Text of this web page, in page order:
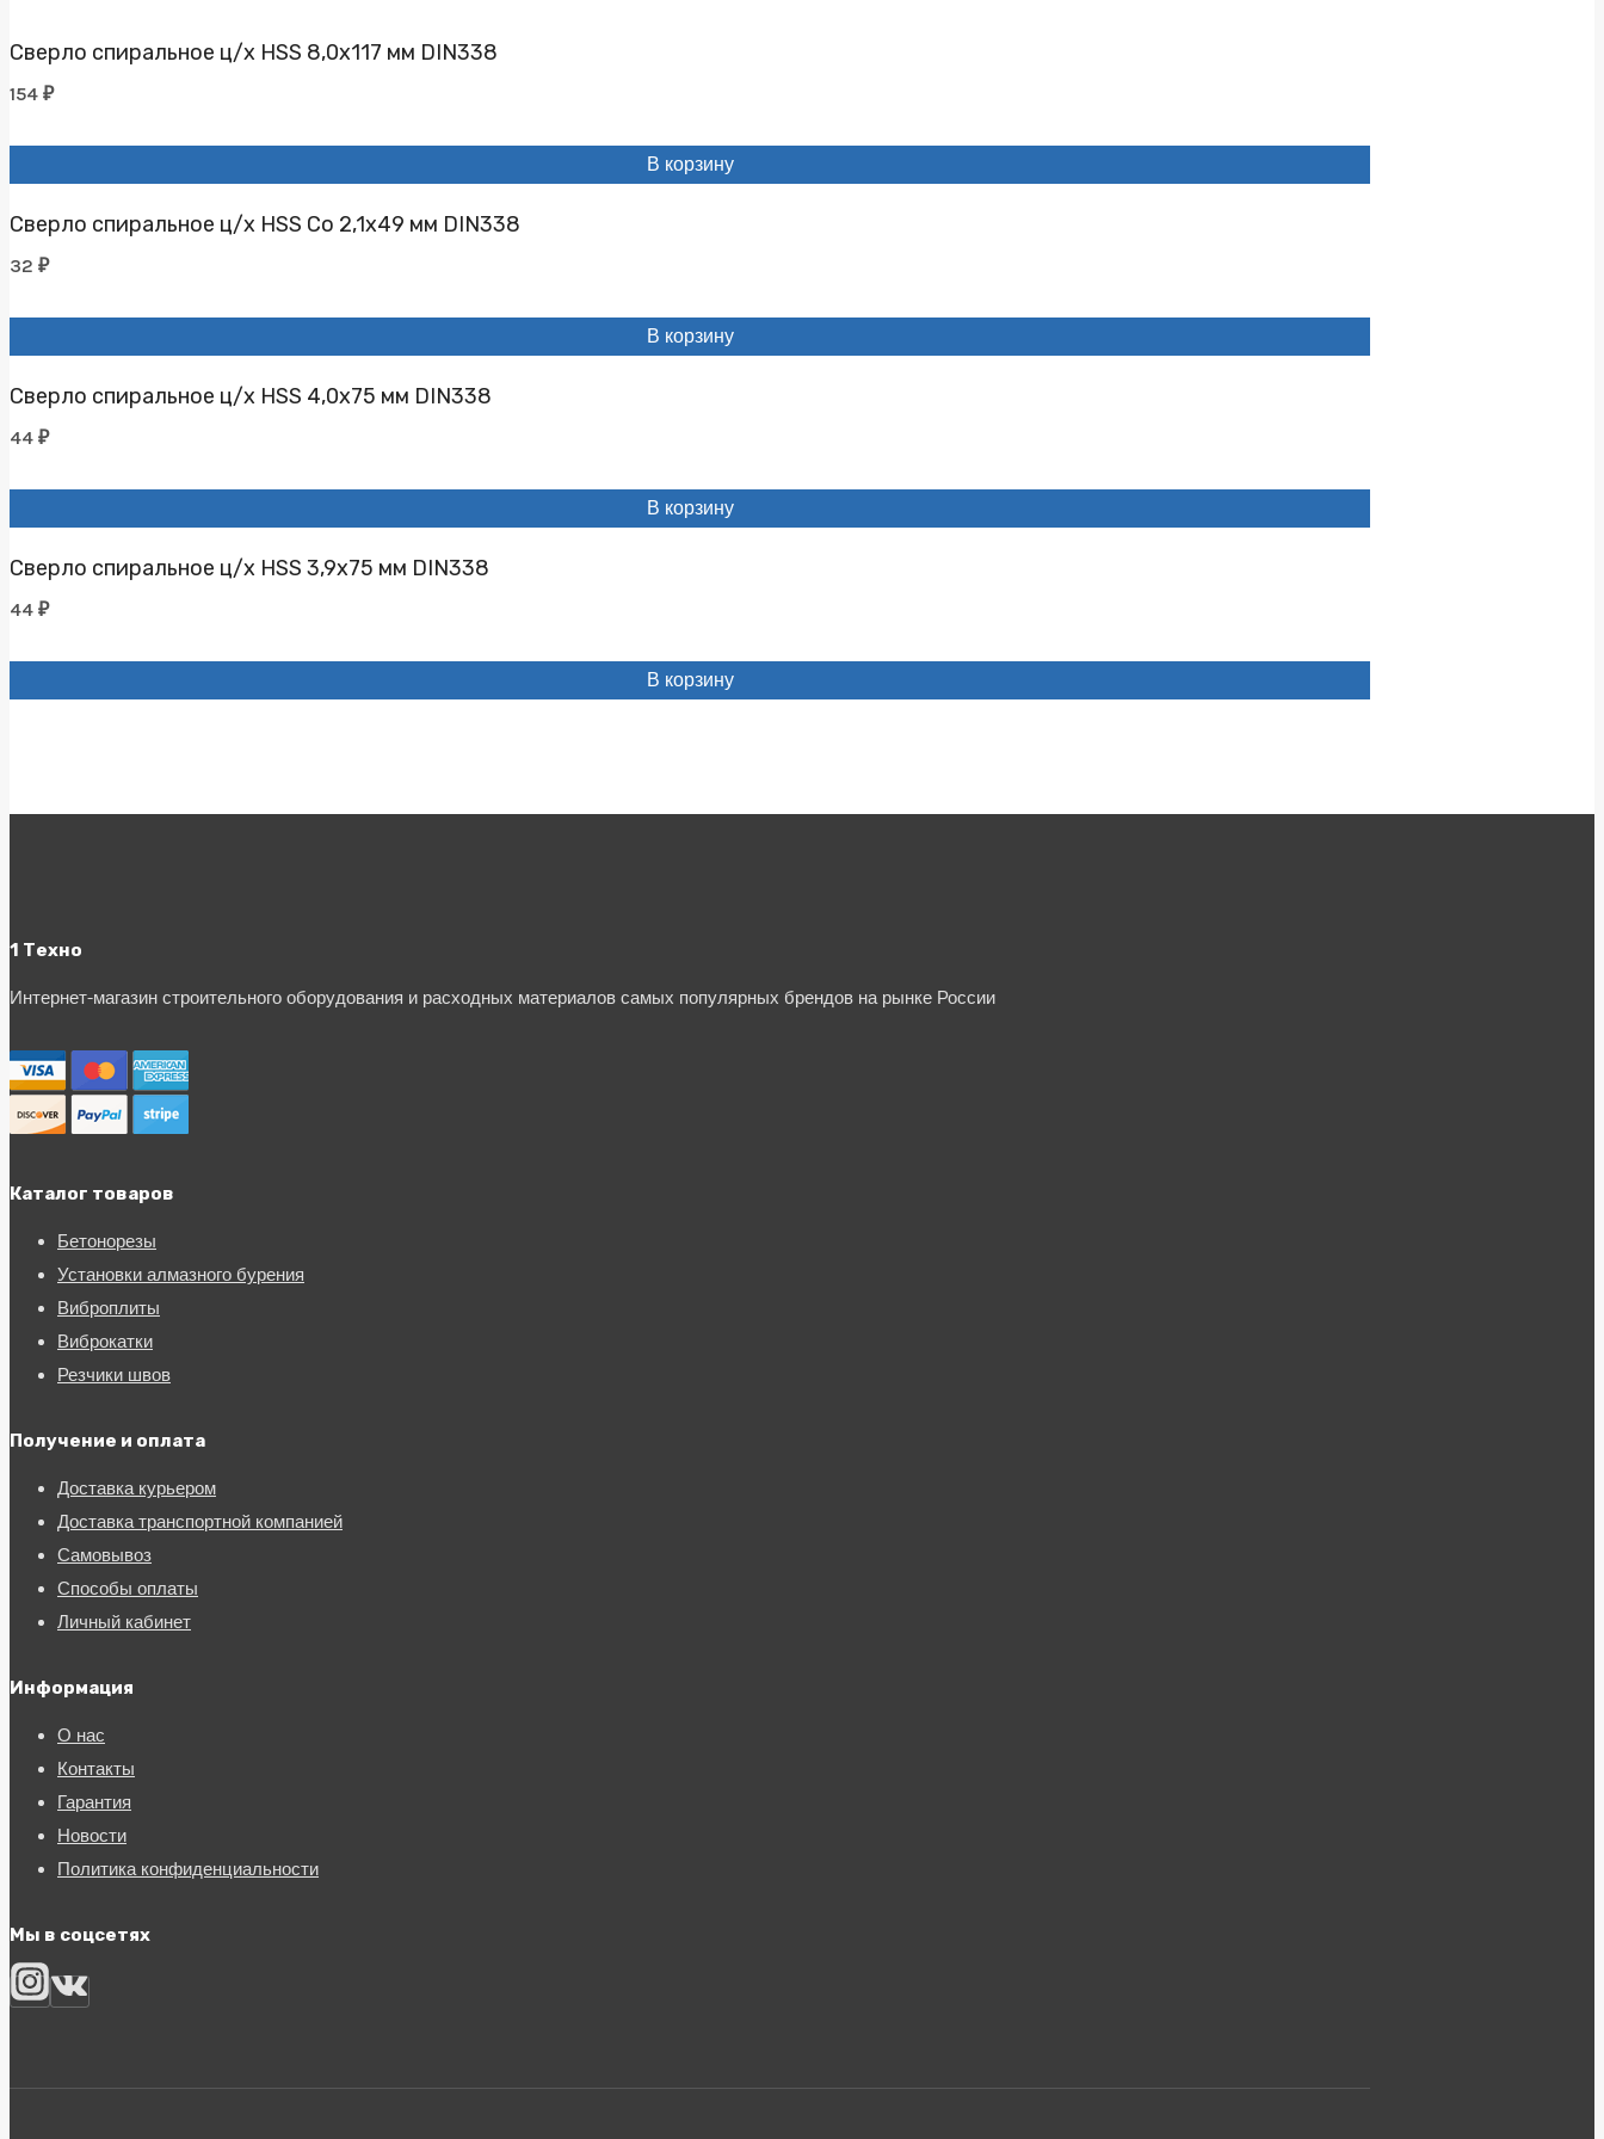
Сверло спиральное ц/х HSS 8,0х117 мм DIN338
154 ₽
В корзину
Сверло спиральное ц/х HSS Co 2,1х49 мм DIN338
32 ₽
В корзину
Сверло спиральное ц/х HSS 4,0х75 мм DIN338
44 ₽
В корзину
Сверло спиральное ц/х HSS 3,9х75 мм DIN338
44 ₽
В корзину
1 Техно
Интернет-магазин строительного оборудования и расходных материалов самых популярных брендов на рынке России
Каталог товаров
Бетонорезы
Установки алмазного бурения
Виброплиты
Виброкатки
Резчики швов
Получение и оплата
Доставка курьером
Доставка транспортной компанией
Самовывоз
Способы оплаты
Личный кабинет
Информация
О нас
Контакты
Гарантия
Новости
Политика конфиденциальности
Мы в соцсетях